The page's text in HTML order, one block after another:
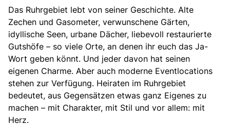
Das Ruhrgebiet lebt von seiner Geschichte. Alte
Zechen und Gasometer, verwunschene Gärten,
idyllische Seen, urbane Dächer, liebevoll restaurierte
Gutshöfe – so viele Orte, an denen ihr euch das Ja-
Wort geben könnt. Und jeder davon hat seinen
eigenen Charme. Aber auch moderne Eventlocations
stehen zur Verfügung. Heiraten im Ruhrgebiet
bedeutet, aus Gegensätzen etwas ganz Eigenes zu
machen – mit Charakter, mit Stil und vor allem: mit
Herz.